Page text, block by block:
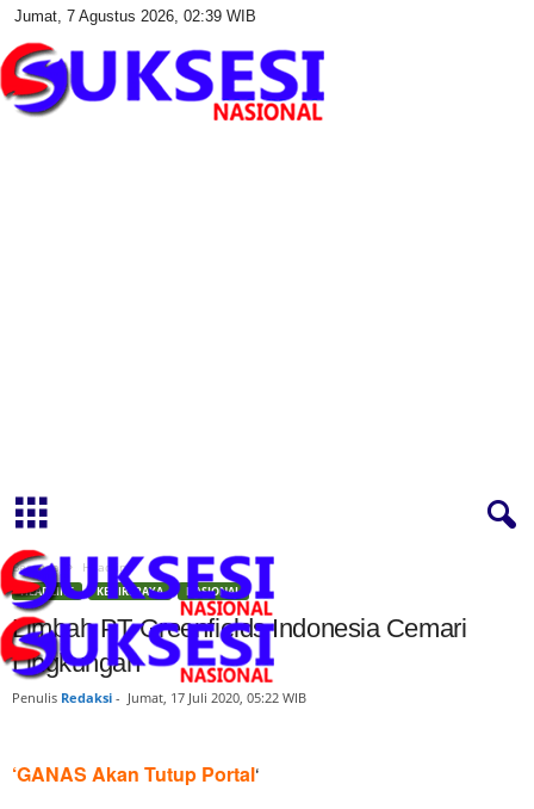
Jumat, 7 Agustus 2026, 02:39 WIB
Beranda Headline
HEADLINE KEDIRI RAYA NASIONAL
Limbah PT Greenfields Indonesia Cemari
Lingkungan
Penulis Redaksi - Jumat, 17 Juli 2020, 05:22 WIB
‘GANAS Akan Tutup Portal‘